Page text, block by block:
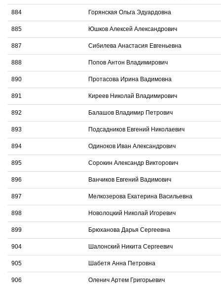
884 Горянская Ольга Эдуардовна
885 Юшков Алексей Александрович
887 Сибилева Анастасия Евгеньевна
888 Попов Антон Владимирович
890 Протасова Ирина Вадимовна
891 Киреев Николай Владимирович
892 Балашов Владимир Петрович
893 Подсадников Евгений Николаевич
894 Одиноков Иван Александрович
895 Сорокин Александр Викторович
896 Ванчиков Евгений Вадимович
897 Мелкозерова Екатерина Васильевна
898 Новолоцкий Николай Игоревич
899 Брюханова Дарья Сергеевна
904 Шалонский Никита Сергеевич
905 Шабетя Анна Петровна
906 Оленич Артем Григорьевич